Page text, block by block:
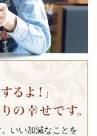
いい加減なことを